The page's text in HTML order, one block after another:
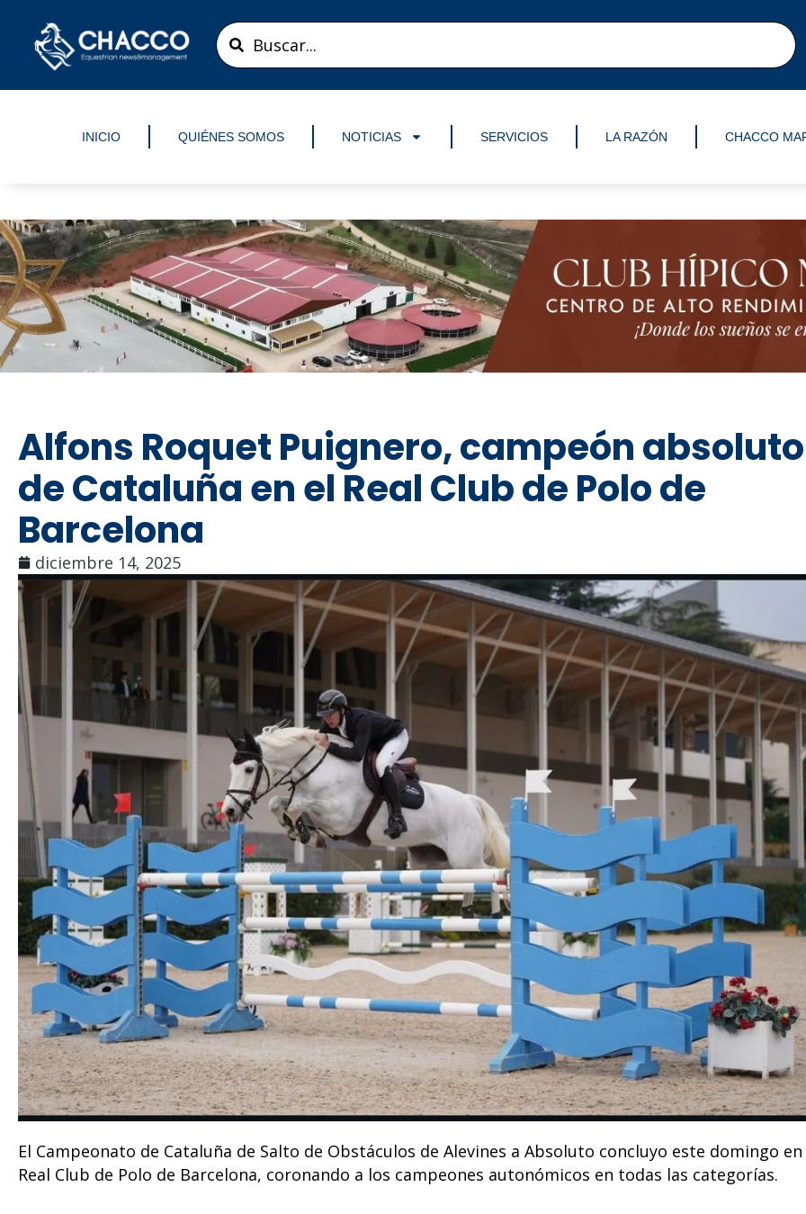
contenido
Search
...
INICIO QUIÉNES SOMOS NOTICIAS SERVICIOS LA RAZÓN CHACCO
Alfons Roquet Puignero, campeón absoluto
de Cataluña en el Real Club de Polo de
Barcelona
diciembre 14, 2025
El Campeonato de Cataluña de Salto de Obstáculos de Alevines a Absoluto concluyo este domingo
Real Club de Polo de Barcelona, coronando a los campeones autonómicos en todas las categorías.